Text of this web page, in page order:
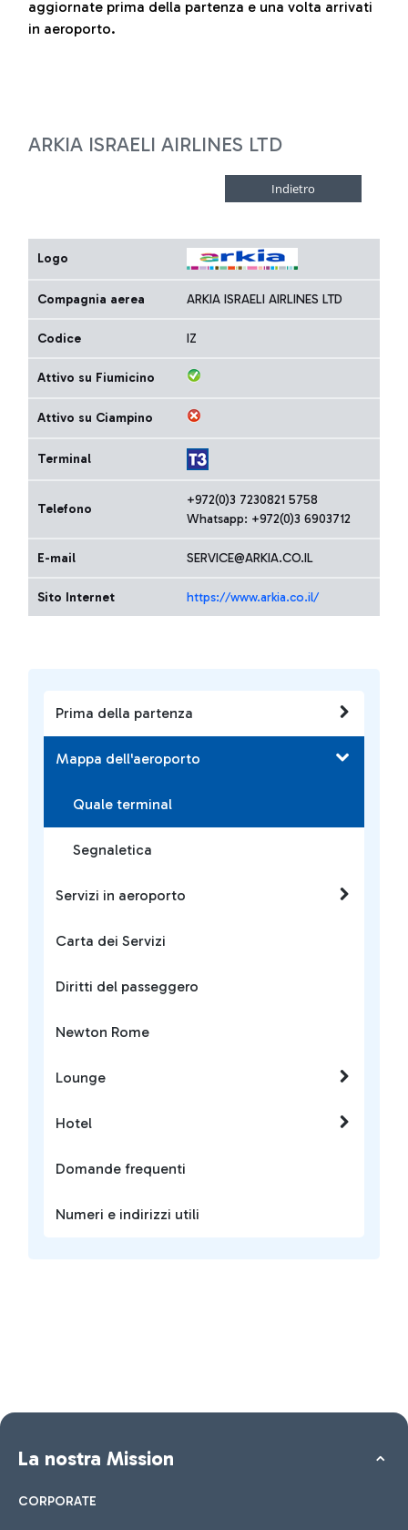
Prima della partenza
Mappa dell'aeroporto
Quale terminal
Segnaletica
Servizi in aeroporto
Carta dei Servizi
Diritti del passeggero
Newton Rome
Lounge
Hotel
Domande frequenti
Numeri e indirizzi utili
aggiornate prima della partenza e una volta arrivati
in aeroporto.
ARKIA ISRAELI AIRLINES LTD
Logo
Compagnia aerea ARKIA ISRAELI AIRLINES LTD
Codice IZ
Attivo su Fiumicino
Attivo su Ciampino
Terminal
Telefono
+972(0)3 7230821 5758
Whatsapp: +972(0)3 6903712
E-mail SERVICE@ARKIA.CO.IL
Sito Internet https://www.arkia.co.il/
La nostra Mission
CORPORATE